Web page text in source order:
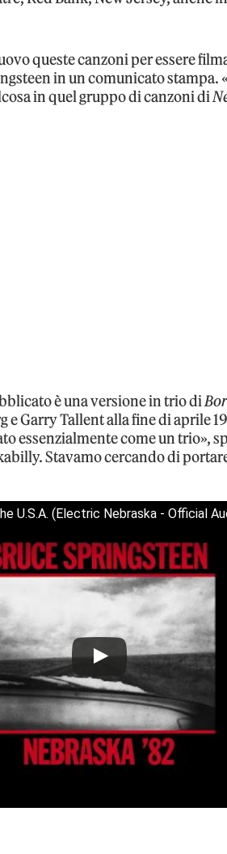
queste canzoni per essere
in un comunicato
in quel gruppo di canzoni di
è una versione in trio di
e Garry Tallent alla fine di aprile
essenzialmente come un trio»,
Stavamo cercando di
U.S.A. (Electric Nebraska - Official